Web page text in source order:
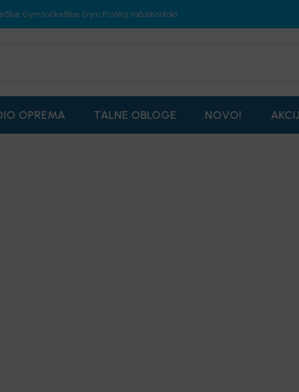
Blue Gym točkeBlue Gym ProMoj računKontakt
OPREMA TALNE OBLOGE NOVO!